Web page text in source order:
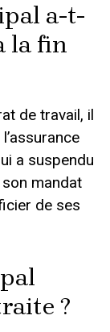
a-t-
la fin
de travail, il
a suspendu
mandat
de ses
?